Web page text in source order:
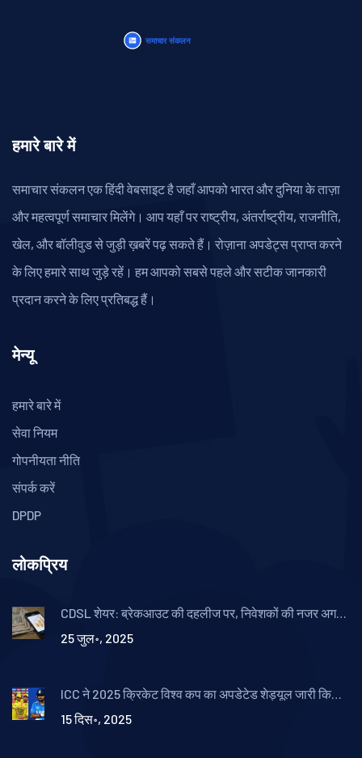
हमारे बारे में
समाचार संकलन एक हिंदी वेबसाइट है जहाँ आपको भारत और दुनिया के ताज़ा
और महत्वपूर्ण समाचार मिलेंगे। आप यहाँ पर राष्ट्रीय, अंतर्राष्ट्रीय, राजनीति,
खेल, और बॉलीवुड से जुड़ी ख़बरें पढ़ सकते हैं। रोज़ाना अपडेट्स प्राप्त करने
के लिए हमारे साथ जुड़े रहें। हम आपको सबसे पहले और सटीक जानकारी
प्रदान करने के लिए प्रतिबद्ध हैं।
मेन्यू
हमारे बारे में
सेवा नियम
गोपनीयता नीति
संपर्क करें
DPDP
लोकप्रिय
CDSL शेयर: ब्रेकआउट की दहलीज पर, निवेशकों की नजर अगले
25 जुल॰, 2025
ICC ने 2025 क्रिकेट विश्व कप का अपडेटेड शेड्यूल जारी किया,
15 दिस॰, 2025